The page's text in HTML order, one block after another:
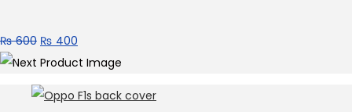
₨600 ₨ 400